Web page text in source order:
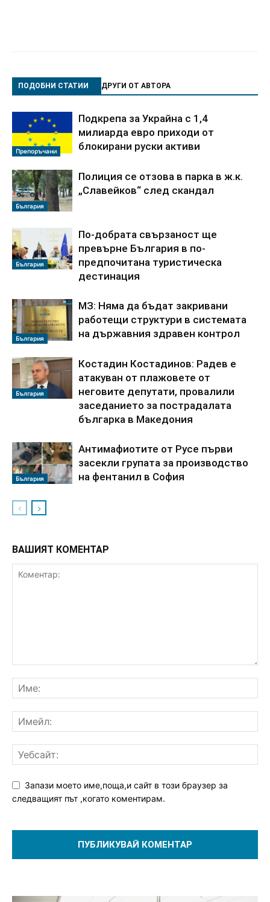
ПОДОБНИ СТАТИИ ДРУГИ ОТ АВТОРА
Препоръчани
Подкрепа за Украйна с 1,4
милиарда евро приходи от
блокирани руски активи
България
Полиция се отзова в парка в ж.к.
„Славейков“ след скандал
България
По‑добрата свързаност ще
превърне България в по-
предпочитана туристическа
дестинация
България
МЗ: Няма да бъдат закривани
работещи структури в системата
на държавния здравен контрол
България
Костадин Костадинов: Радев е
атакуван от плажoвете от
неговите депутати, провалили
заседанието за пострадалата
българка в Македония
България
Антимафиотите от Русе първи
засекли групата за производство
на фентанил в София
ВАШИЯТ КОМЕНТАР
Запази моето име,поща,и сайт в този браузер за
следващият път ,когато коментирам.